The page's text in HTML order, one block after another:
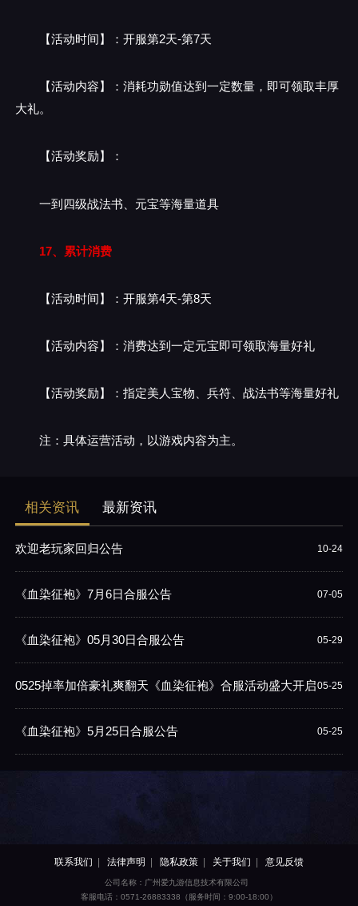
【活动时间】：开服第2天-第7天
【活动内容】：消耗功勋值达到一定数量，即可领取丰厚
大礼。
【活动奖励】：
一到四级战法书、元宝等海量道具
17、累计消费
【活动时间】：开服第4天-第8天
【活动内容】：消费达到一定元宝即可领取海量好礼
【活动奖励】：指定美人宝物、兵符、战法书等海量好礼
注：具体运营活动，以游戏内容为主。
相关资讯 最新资讯
欢迎老玩家回归公告 10-24
《血染征袍》7月6日合服公告 07-05
《血染征袍》05月30日合服公告 05-29
0525掉率加倍豪礼爽翻天《血染征袍》合服活动盛大开启05-25
《血染征袍》5月25日合服公告 05-25
联系我们 法律声明 隐私政策 关于我们 意见反馈
公司名称：广州爱九游信息技术有限公司
客服电话：0571-26883338（服务时间：9:00-18:00）